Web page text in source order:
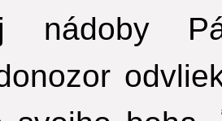
nádoby